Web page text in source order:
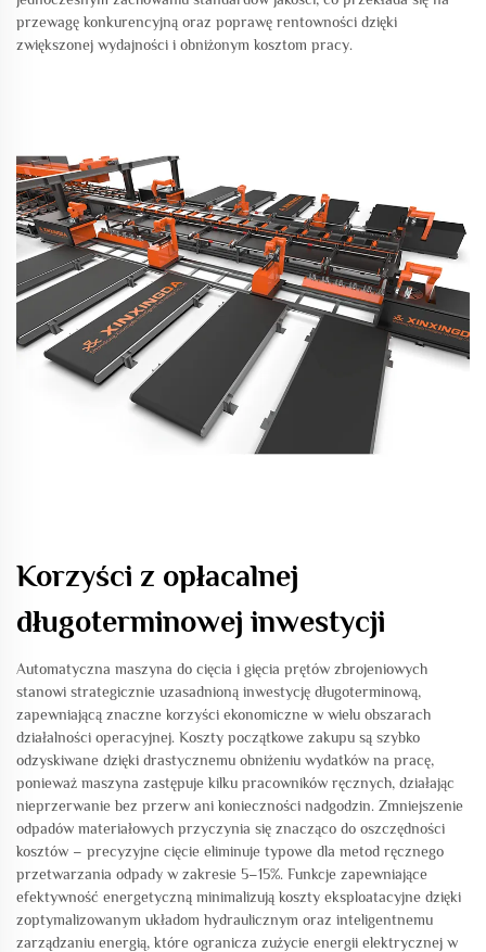
przewagę konkurencyjną oraz poprawę rentowności dzięki
zwiększonej wydajności i obniżonym kosztom pracy.
Korzyści z opłacalnej
długoterminowej inwestycji
Automatyczna maszyna do cięcia i gięcia prętów zbrojeniowych
stanowi strategicznie uzasadnioną inwestycję długoterminową,
zapewniającą znaczne korzyści ekonomiczne w wielu obszarach
działalności operacyjnej. Koszty początkowe zakupu są szybko
odzyskiwane dzięki drastycznemu obniżeniu wydatków na pracę,
ponieważ maszyna zastępuje kilku pracowników ręcznych, działając
nieprzerwanie bez przerw ani konieczności nadgodzin. Zmniejszenie
odpadów materiałowych przyczynia się znacząco do oszczędności
kosztów – precyzyjne cięcie eliminuje typowe dla metod ręcznego
przetwarzania odpady w zakresie 5–15%. Funkcje zapewniające
efektywność energetyczną minimalizują koszty eksploatacyjne dzięki
zoptymalizowanym układom hydraulicznym oraz inteligentnemu
zarządzaniu energią, które ogranicza zużycie energii elektrycznej w